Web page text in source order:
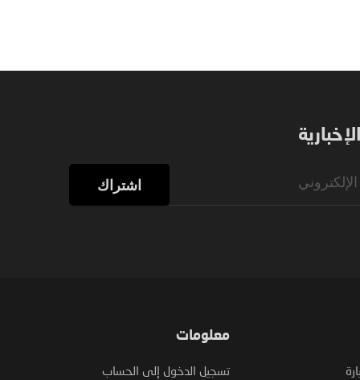
اشتراك
معلومات
تسجيل الدخول إلى الحساب